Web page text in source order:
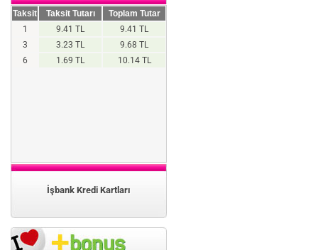
Taksit Taksit Tutarı
Toplam Tutar
1
9.41 TL
9.41 TL
3
3.23 TL
9.68 TL
6
1.69 TL 10.14 TL
İşbank Kredi Kartları